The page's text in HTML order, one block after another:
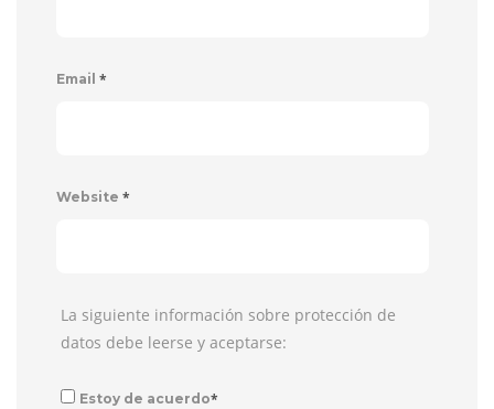
Email *
Website *
La siguiente información sobre protección de
datos debe leerse y aceptarse:
Estoy de acuerdo*